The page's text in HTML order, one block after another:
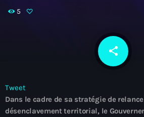
Programmation
Actualités
5
share
email
Tweet
Dans le cadre de sa stratégie de
désenclavement territorial, le